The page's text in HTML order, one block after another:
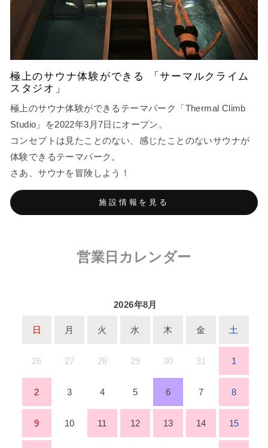
極上のサウナ体験ができる 「サーマルクライム
スタジオ」
極上のサウナ体験ができるテーマパーク「Thermal Climb
Studio」を2022年3月7日にオープン。
コンセプトは見たことのない、感じたことのないサウナが
体験できるテーマパーク。
さあ、サウナを冒険しよう！
施設情報を見る
営業日カレンダー
2026年8月
日 月 火 水 木 金 土
26 27 28 29 30 31 1
2 3 4 5 6 7 8
9 10 11 12 13 14 15